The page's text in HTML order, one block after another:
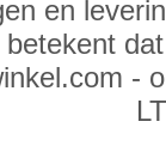
en
betekent
-